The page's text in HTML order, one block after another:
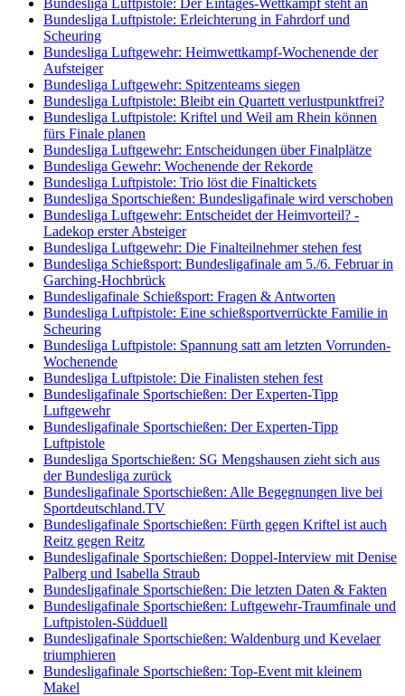
Bundesliga Luftpistole: Erleichterung in Fahrdorf und
Scheuring
Bundesliga Luftgewehr: Heimwettkampf-Wochenende der
Aufsteiger
Bundesliga Luftgewehr: Spitzenteams siegen
Bundesliga Luftpistole: Bleibt ein Quartett verlustpunktfrei?
Bundesliga Luftpistole: Kriftel und Weil am Rhein können
fürs Finale planen
Bundesliga Luftgewehr: Entscheidungen über Finalplätze
Bundesliga Gewehr: Wochenende der Rekorde
Bundesliga Luftpistole: Trio löst die Finaltickets
Bundesliga Sportschießen: Bundesligafinale wird verschoben
Bundesliga Luftgewehr: Entscheidet der Heimvorteil? -
Ladekop erster Absteiger
Bundesliga Luftgewehr: Die Finalteilnehmer stehen fest
Bundesliga Schießsport: Bundesligafinale am 5./6. Februar in
Garching-Hochbrück
Bundesligafinale Schießsport: Fragen & Antworten
Bundesliga Luftpistole: Eine schießsportverrückte Familie in
Scheuring
Bundesliga Luftpistole: Spannung satt am letzten Vorrunden-
Wochenende
Bundesliga Luftpistole: Die Finalisten stehen fest
Bundesligafinale Sportschießen: Der Experten-Tipp
Luftgewehr
Bundesligafinale Sportschießen: Der Experten-Tipp
Luftpistole
Bundesliga Sportschießen: SG Mengshausen zieht sich aus
der Bundesliga zurück
Bundesligafinale Sportschießen: Alle Begegnungen live bei
Sportdeutschland.TV
Bundesligafinale Sportschießen: Fürth gegen Kriftel ist auch
Reitz gegen Reitz
Bundesligafinale Sportschießen: Doppel-Interview mit Denise
Palberg und Isabella Straub
Bundesligafinale Sportschießen: Die letzten Daten & Fakten
Bundesligafinale Sportschießen: Luftgewehr-Traumfinale und
Luftpistolen-Südduell
Bundesligafinale Sportschießen: Waldenburg und Kevelaer
triumphieren
Bundesligafinale Sportschießen: Top-Event mit kleinem
Makel